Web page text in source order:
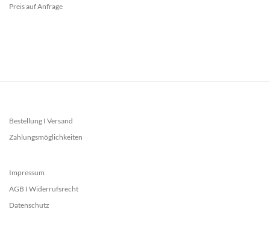
Preis auf Anfrage
Bestellung I Versand
Zahlungsmöglichkeiten
Impressum
AGB I Widerrufsrecht
Datenschutz